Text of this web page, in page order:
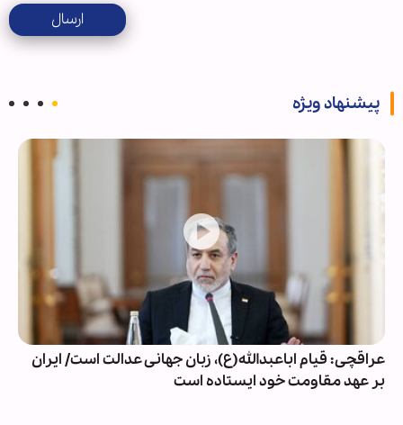
ارسال
پیشنهاد ویژه
عراقچی: قیام اباعبدالله(ع)، زبان جهانی عدالت است/ ایران
بر عهد مقاومت خود ایستاده است